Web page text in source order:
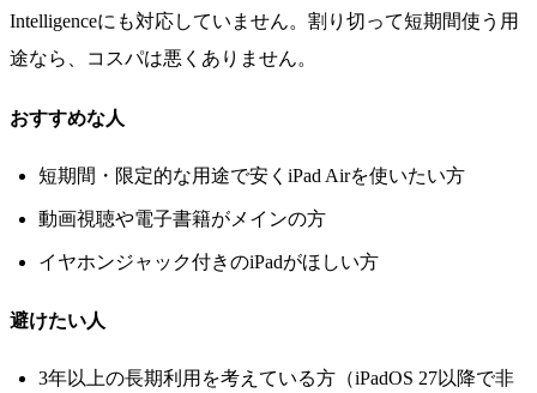
Intelligenceにも対応していません。割り切って短期間使う用
途なら、コスパは悪くありません。
おすすめな人
短期間・限定的な用途で安くiPad Airを使いたい方
動画視聴や電子書籍がメインの方
イヤホンジャック付きのiPadがほしい方
避けたい人
3年以上の長期利用を考えている方（iPadOS 27以降で非